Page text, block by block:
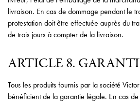
livraison. En cas de dommage pendant le
protestation doit être effectuée auprès du
de trois jours à compter de la livraison.
ARTICLE 8.
Tous les produits fournis par la société
bénéficient de la garantie légale. En cas